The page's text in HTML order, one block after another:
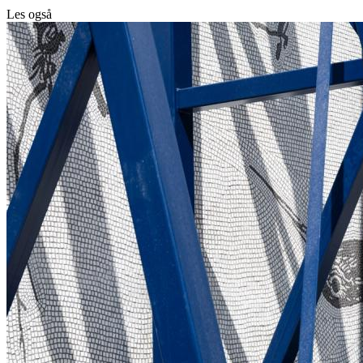
Les også